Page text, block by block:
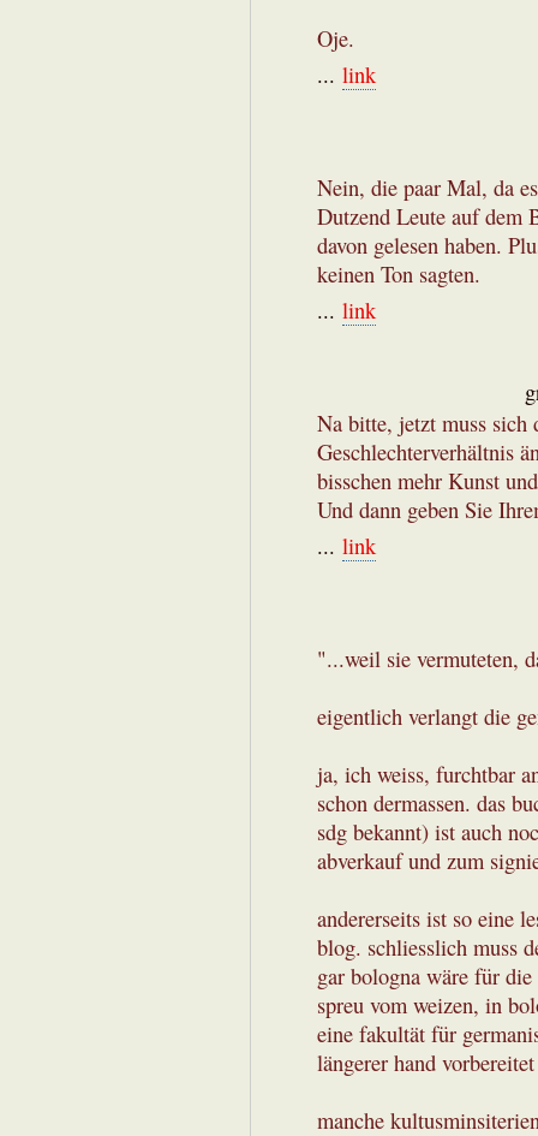
Oje.
... link
Nein, die paar Mal, da
Dutzend Leute auf dem
davon gelesen haben.
keinen Ton sagten.
... link
Na bitte, jetzt muss sich
Geschlechterverhältnis
bisschen mehr Kunst
Und dann geben Sie
... link
"...weil sie vermuteten,
eigentlich verlangt die
ja, ich weiss, furchtbar
schon dermassen. das
sdg bekannt) ist auch
abverkauf und zum
andererseits ist so eine
blog. schliesslich muss
gar bologna wäre für
spreu vom weizen, in
eine fakultät für
längerer hand
manche